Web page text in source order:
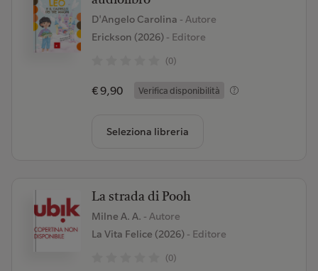
D'Angelo Carolina - Autore
Erickson (2026)- Editore
(0)
€ 9,90 Verifica disponibilità
Seleziona libreria
La strada di Pooh
Milne A. A. - Autore
La Vita Felice (2026)- Editore
(0)